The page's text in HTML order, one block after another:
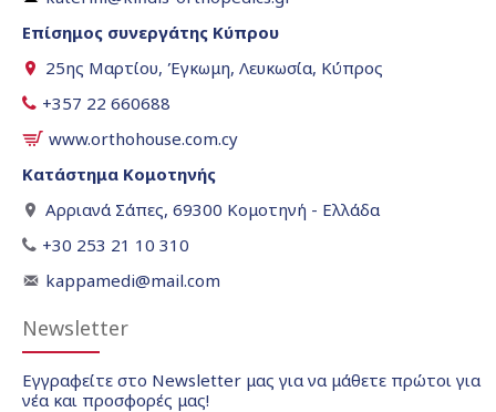
Επίσημος συνεργάτης Κύπρου
25ης Μαρτίου, Έγκωμη, Λευκωσία, Κύπρος
+357 22 660688
www.orthohouse.com.cy
Κατάστημα Κομοτηνής
Αρριανά Σάπες, 69300 Κομοτηνή - Ελλάδα
+30 253 21 10 310
kappamedi@mail.com
Newsletter
Εγγραφείτε στο Newsletter μας για να μάθετε πρώτοι για
νέα και προσφορές μας!